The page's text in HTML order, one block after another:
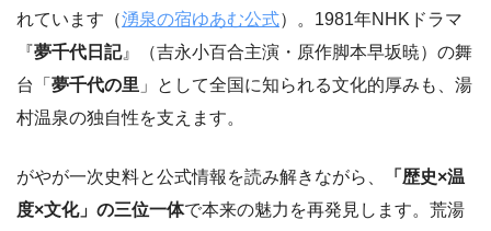
れています（湧泉の宿ゆあむ公式）。1981年NHKドラマ
『夢千代日記』（吉永小百合主演・原作脚本早坂暁）の舞
台「 夢千代の里 」として全国に知られる文化的厚みも、湯
村温泉の独自性を支えます。
がやが一次史料と公式情報を読み解きながら、
「歴史×温
度×文化」の三位一体で本来の魅力を再発見します。荒湯